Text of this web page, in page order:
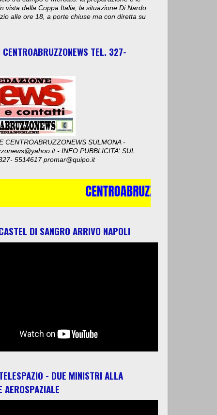
vista della Coppa Italia, la situazione Di Nardo.
alle ore 18, a porte chiuse ma con diretta su
CENTROABRUZZONEWS TEL. 327-
CENTROABRUZZONEWS SULMONA -
- INFO PUBBLICITA' SUL
5514617 promar@quipo.it
DI SANGRO ARRIVO NAPOLI
- DUE MINISTRI ALLA
AEROSPAZIALE